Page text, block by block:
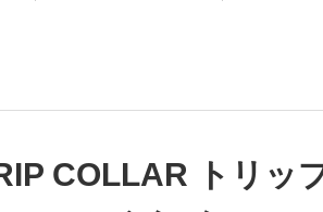
COLLAR トリッ